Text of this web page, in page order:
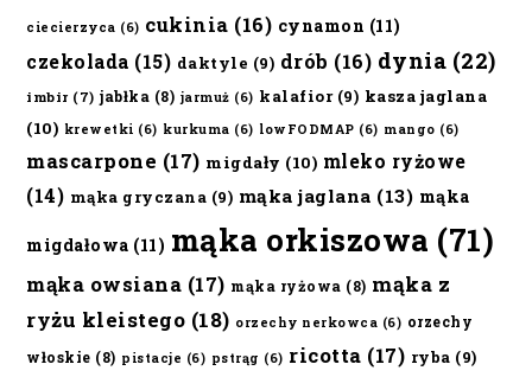
ciecierzyca (6) cukinia (16) cynamon (11)
czekolada (15) daktyle (9) drób (16) dynia (22)
imbir (7) jabłka (8) jarmuż (6) kalafior(9) kasza jaglana
(10) krewetki (6) kurkuma (6) lowFODMAP (6) mango (6)
mascarpone (17) migdały (10) mleko ryżowe
(14) mąka gryczana (9) mąka jaglana (13) mąka
migdałowa (11) mąka orkiszowa (71)
mąka owsiana (17) mąka ryżowa (8) mąka z
ryżu kleistego (18) orzechy nerkowca (6) orzechy
włoskie (8) pistacje (6) pstrąg (6) ricotta (17) ryba (9)